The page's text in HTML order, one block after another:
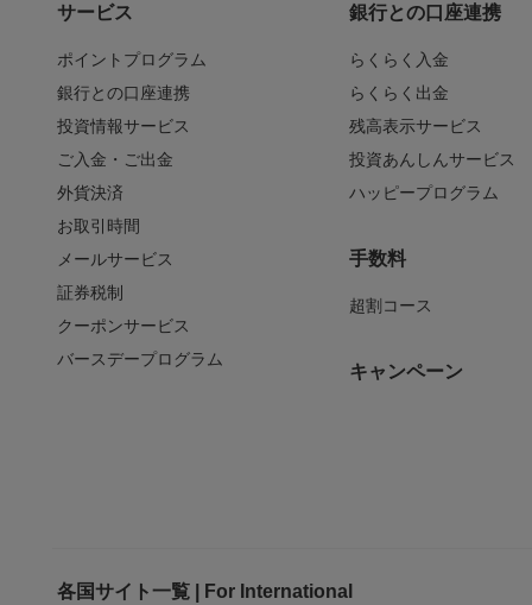
サービス
ポイントプログラム
銀行との口座連携
投資情報サービス
ご入金・ご出金
外貨決済
お取引時間
メールサービス
証券税制
クーポンサービス
バースデープログラム
銀行との口座連携
らくらく入金
らくらく出金
残高表示サービス
投資あんしんサービス
ハッピープログラム
手数料
超割コース
キャンペーン
各国サイト一覧 | For International